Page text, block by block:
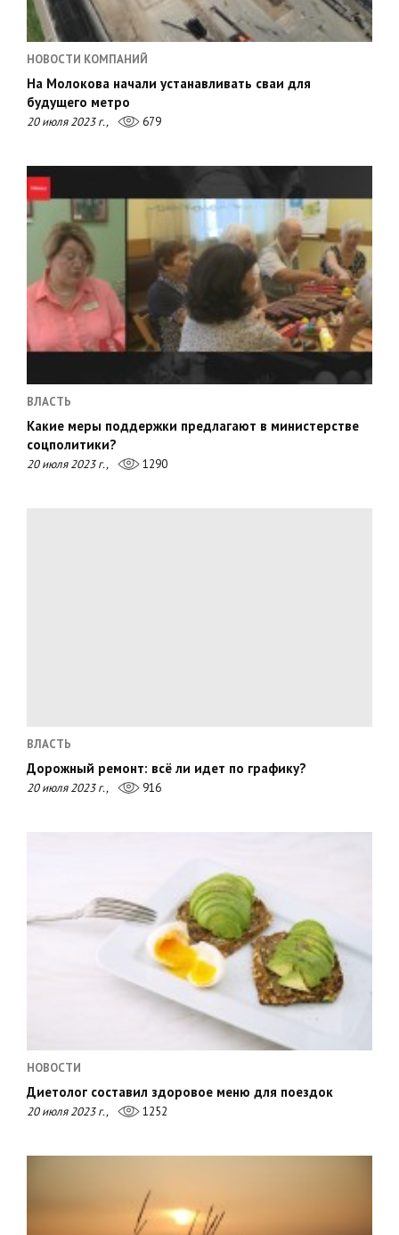
НОВОСТИ КОМПАНИЙ
На Молокова начали устанавливать сваи для
будущего метро
20 июля 2023 г., 679
ВЛАСТЬ
Какие меры поддержки предлагают в министерстве
соцполитики?
20 июля 2023 г., 1290
ВЛАСТЬ
Дорожный ремонт: всё ли идет по графику?
20 июля 2023 г., 916
НОВОСТИ
Диетолог составил здоровое меню для поездок
20 июля 2023 г., 1252